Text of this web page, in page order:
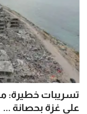
تسريبات خطيرة:
على غزة بحصانة ...